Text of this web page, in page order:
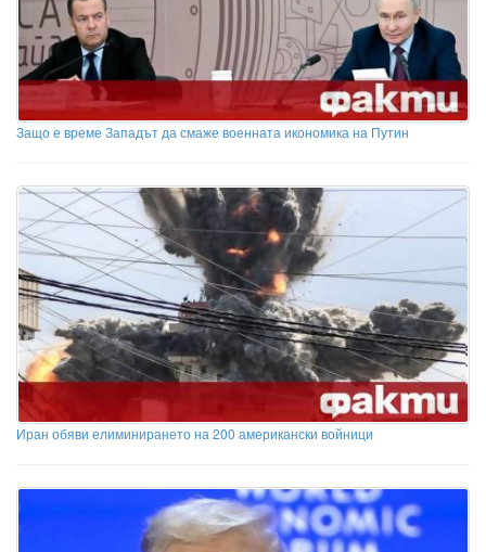
Защо е време Западът да смаже военната икономика на Путин
Иран обяви елиминирането на 200 американски войници